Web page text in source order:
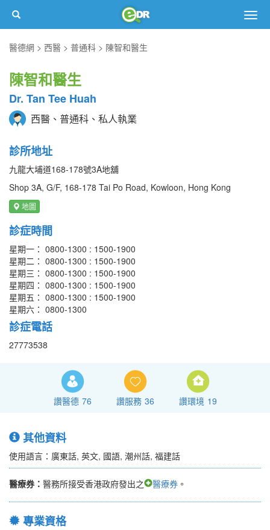
醫德網
西醫 普通科 陳智和醫生
陳智和醫生
Dr. Tan Tee Huah
西醫、普通科、私人執業
診所地址
九龍大埔道168-178號3A地舖
Shop 3A, G/F, 168-178 Tai Po Road, Kowloon, Hong Kong
地圖
診症時間
星期一： 0800-1300 : 1500-1900
星期二： 0800-1300 : 1500-1900
星期三： 0800-1300 : 1500-1900
星期四： 0800-1300 : 1500-1900
星期五： 0800-1300 : 1500-1900
星期六： 0800-1300
診症電話
27773538
讚醫德 76 讚服務 36 讚環境 19
其他資料
使用語言：廣東話, 英文, 國語, 潮州話, 福建話
醫療券： 醫務所接受香港政府發出之 醫療券 。
專業資格